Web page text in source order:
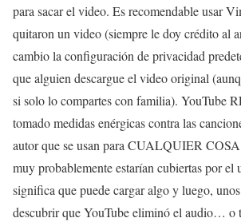
para sacar el video. Es recomendable usar
quitaron un video (siempre le doy crédito al
cambio la configuración de privacidad
que alguien descargue el video original
si solo lo compartes con familia). YouTube
tomado medidas enérgicas contra las
autor que se usan para CUALQUIER
muy probablemente estarían cubiertas por el
significa que puede cargar algo y luego,
descubrir que YouTube eliminó el audio… o